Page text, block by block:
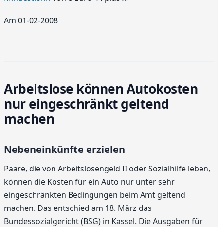
Am 01-02-2008
Arbeitslose können Autokosten
nur eingeschränkt geltend
machen
Nebeneinkünfte erzielen
Paare, die von Arbeitslosengeld II oder Sozialhilfe leben,
können die Kosten für ein Auto nur unter sehr
eingeschränkten Bedingungen beim Amt geltend
machen. Das entschied am 18. März das
Bundessozialgericht (BSG) in Kassel. Die Ausgaben für